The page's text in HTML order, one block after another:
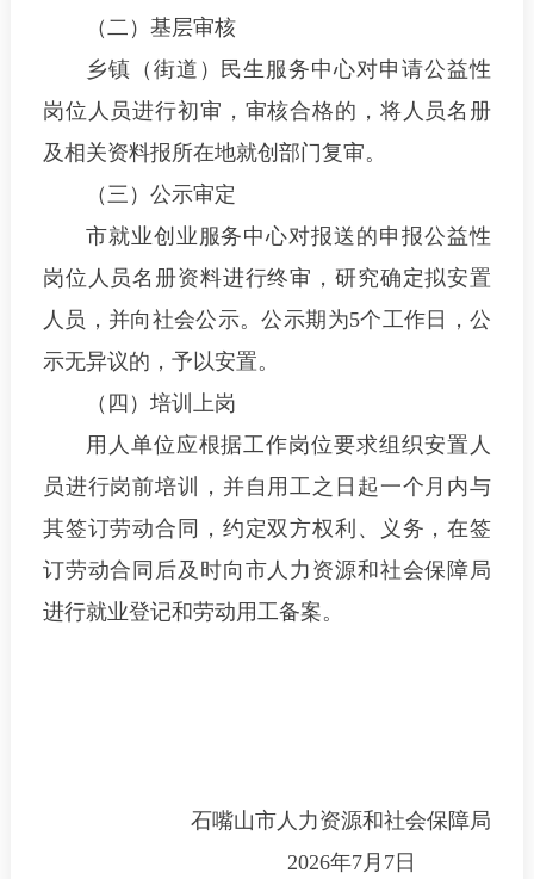
（二）基层审核
乡镇（街道）民生服务中心对申请公益性
岗位人员进行初审，审核合格的，将人员名册
及相关资料报所在地就创部门复审。
（三）公示审定
市就业创业服务中心对报送的申报公益性
岗位人员名册资料进行终审，研究确定拟安置
人员，并向社会公示。公示期为5个工作日，公
示无异议的，予以安置。
（四）培训上岗
用人单位应根据工作岗位要求组织安置人
员进行岗前培训，并自用工之日起一个月内与
其签订劳动合同，约定双方权利、义务，在签
订劳动合同后及时向市人力资源和社会保障局
进行就业登记和劳动用工备案。
石嘴山市人力资源和社会保障局
2026年7月7日